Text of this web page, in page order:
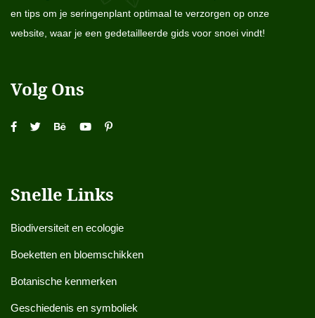
en tips om je seringenplant optimaal te verzorgen op onze
website, waar je een gedetailleerde gids voor snoei vindt!
Volg Ons
Snelle Links
Biodiversiteit en ecologie
Boeketten en bloemschikken
Botanische kenmerken
Geschiedenis en symboliek